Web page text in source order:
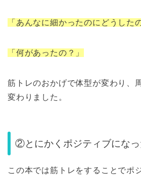
「あんなに細かったのにどうした
「何があったの ？」
筋トレのおかげで体型が変わり、
変わりました。
②とにかくポジティブになっ
この本では筋トレをすることでポ